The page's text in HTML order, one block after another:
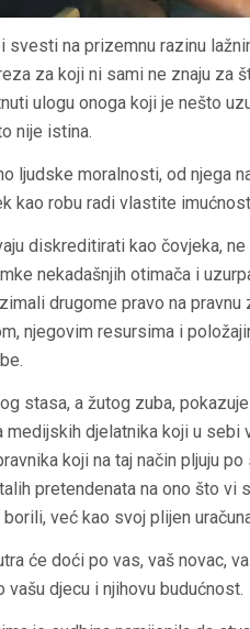
svesti na prizemnu razinu
za koji ni sami ne znaju za
ulogu onoga koji je nešto
nije istina.
ljudske moralnosti, od njega
kao robu radi vlastite
diskreditirati kao čovjeka,
nekadašnjih otimača i
drugome pravo na
njegovim resursima i
stasa, a žutog zuba,
djelatnika koji u sebi
koji na taj način pljuju
pretendenata na ono što vi
već kao svoj plijen
će doći po vas, vaš novac,
vašu djecu i njihovu budućnost.